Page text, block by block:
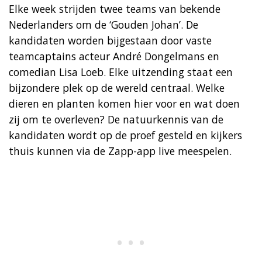
Elke week strijden twee teams van bekende
Nederlanders om de ‘Gouden Johan’. De
kandidaten worden bijgestaan door vaste
teamcaptains acteur André Dongelmans en
comedian Lisa Loeb. Elke uitzending staat een
bijzondere plek op de wereld centraal. Welke
dieren en planten komen hier voor en wat doen
zij om te overleven? De natuurkennis van de
kandidaten wordt op de proef gesteld en kijkers
thuis kunnen via de Zapp-app live meespelen.